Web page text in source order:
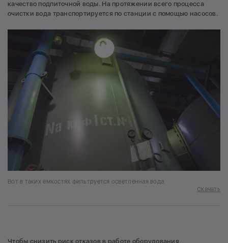
качество подпиточной воды. На протяжении всего процесса
очистки вода транспортируется по станции с помощью насосов.
Вот в таких емкостях фильтруется осветленная вода
Скачать
Чтобы снизить риск отказов в работе оборудования,